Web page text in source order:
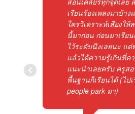
เรียนร้องเพลงมาบ้าง
ใครวิเคราะห์เสียงให้
นี้มาก่อน ก่อนมาเรีย
ไว้ระดับนึงเลยนะ แต่
แล้วได้ความรู้เกินที่ค
แนะนำเลยครับ ครูส
พื้นฐานก็เรียนได้ (ไป
people park มา)